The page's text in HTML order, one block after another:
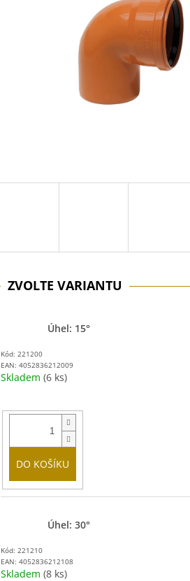
Kód: 221200
EAN: 4052836212009
Úhel: 15°
Skladem (6 ks)
DO KOŠÍKU
Kód: 221210
EAN: 4052836212108
Úhel: 30°
Skladem (8 ks)